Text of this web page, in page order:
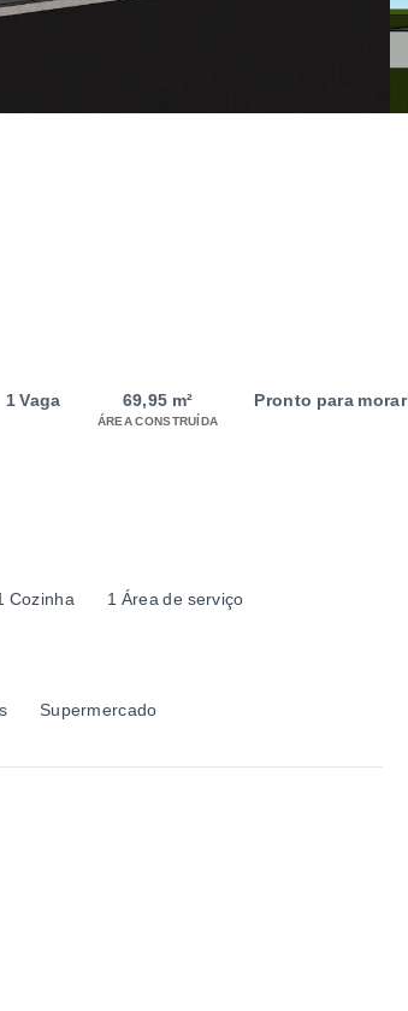
1 Vaga 69,95 m²
ÁREA CONSTRUÍDA
Pronto para morar
Cozinha 1 Área de serviço
Supermercado